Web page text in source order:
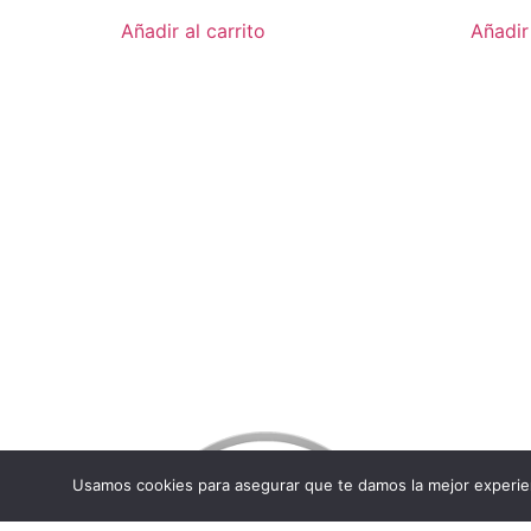
Añadir al carrito
Usamos cookies para asegurar que te damos la mejor